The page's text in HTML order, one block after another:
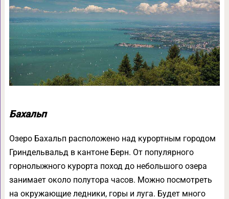
Бахальп
Озеро Бахальп расположено над курортным городом
Гриндельвальд в кантоне Берн. От популярного
горнолыжного курорта поход до небольшого озера
занимает около полутора часов. Можно посмотреть
на окружающие ледники, горы и луга. Будет много